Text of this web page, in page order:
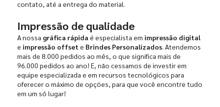
contato, até a entrega do material.
Impressão de qualidade
A nossa gráfica rápida é especialista em impressão digital
e impressão offset e Brindes Personalizados. Atendemos
mais de 8.000 pedidos ao mês, o que significa mais de
96.000 pedidos ao ano! E, não cessamos de investir em
equipe especializada e em recursos tecnológicos para
oferecer o máximo de opções, para que você encontre tudo
em um só lugar!